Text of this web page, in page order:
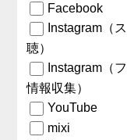
Facebook
Instagram（
聴）
Instagram（
情報収集）
YouTube
mixi